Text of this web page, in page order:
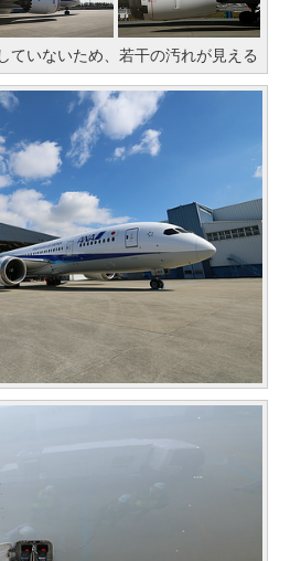
ていないため、若干の汚れが見える